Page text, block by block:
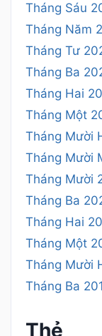
Tháng Sáu
Tháng Năm
Tháng Tư
Tháng Ba
Tháng Hai
Tháng Một
Tháng Mười
Tháng Mười
Tháng Mười
Tháng Ba
Tháng Hai
Tháng Một
Tháng Mười
Tháng Ba
Thẻ